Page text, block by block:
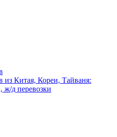
из Китая, Кореи, Тайваня:
ж/д перевозки